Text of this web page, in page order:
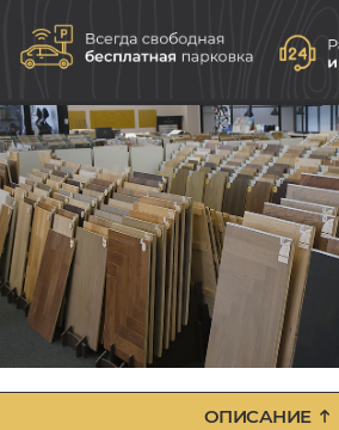
ОПИСАНИЕ